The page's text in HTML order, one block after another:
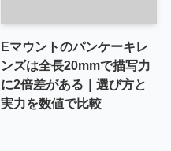
Eマウントのパンケーキレ
ンズは全長20mmで描写力
に2倍差がある｜選び方と
実力を数値で比較